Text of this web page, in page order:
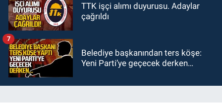
TTK işçi alımı duyurusu. Adaylar
çağrıldı
Belediye başkanından ters köşe:
Yeni Parti’ye geçecek derken…
7